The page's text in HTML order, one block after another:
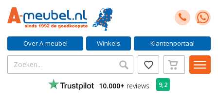
Over A-meubel Winkels Klantenportaal
10.000+ reviews 9,2